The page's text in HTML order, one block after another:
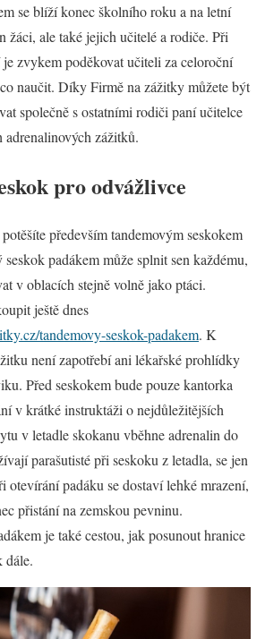
se blíží konec školního roku a na letní
žáci, ale také jejich učitelé a rodiče. Při
zvykem poděkovat učiteli za celoroční
naučit. Díky Firmě na zážitky můžete být
společně s ostatními rodiči paní učitelce
zážitků.
pro odvážlivce
především tandemovým seskokem
padákem může splnit sen každému,
v oblacích stejně volně jako ptáci.
ještě dnes
tandemovy-seskok-padakem. K
není zapotřebí ani lékařské prohlídky
Před seskokem bude pouze kantorka
v krátké instruktáži o nejdůležitějších
v letadle skokanu vběhne adrenalin do
parašutisté při seskoku z letadla, se jen
otevírání padáku se dostaví lehké mrazení,
přistání na zemskou pevninu.
je také cestou, jak posunout hranice
dále.